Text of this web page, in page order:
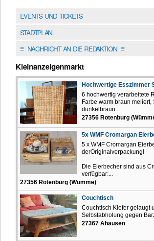
EVENTS UND TICKETS
STADTPLAN
≡NACHRICHT AN DIE REDAKTION≡
Kleinanzeigenmarkt
Hochwertige Esszimmer
6 hochwertig verarbeitete
Farbe warm braun
dunkelbraun...
27356 Rotenburg
5x WMF Cromargan
5 x WMF Cromargan
derOriginalverpackung!
Die Eierbecher sind aus
verfügbar:...
27356 Rotenburg (Wümme)
Couchtisch
Couchtisch Kiefer gelaugt
Selbstabholung gegen
27367 Ahausen